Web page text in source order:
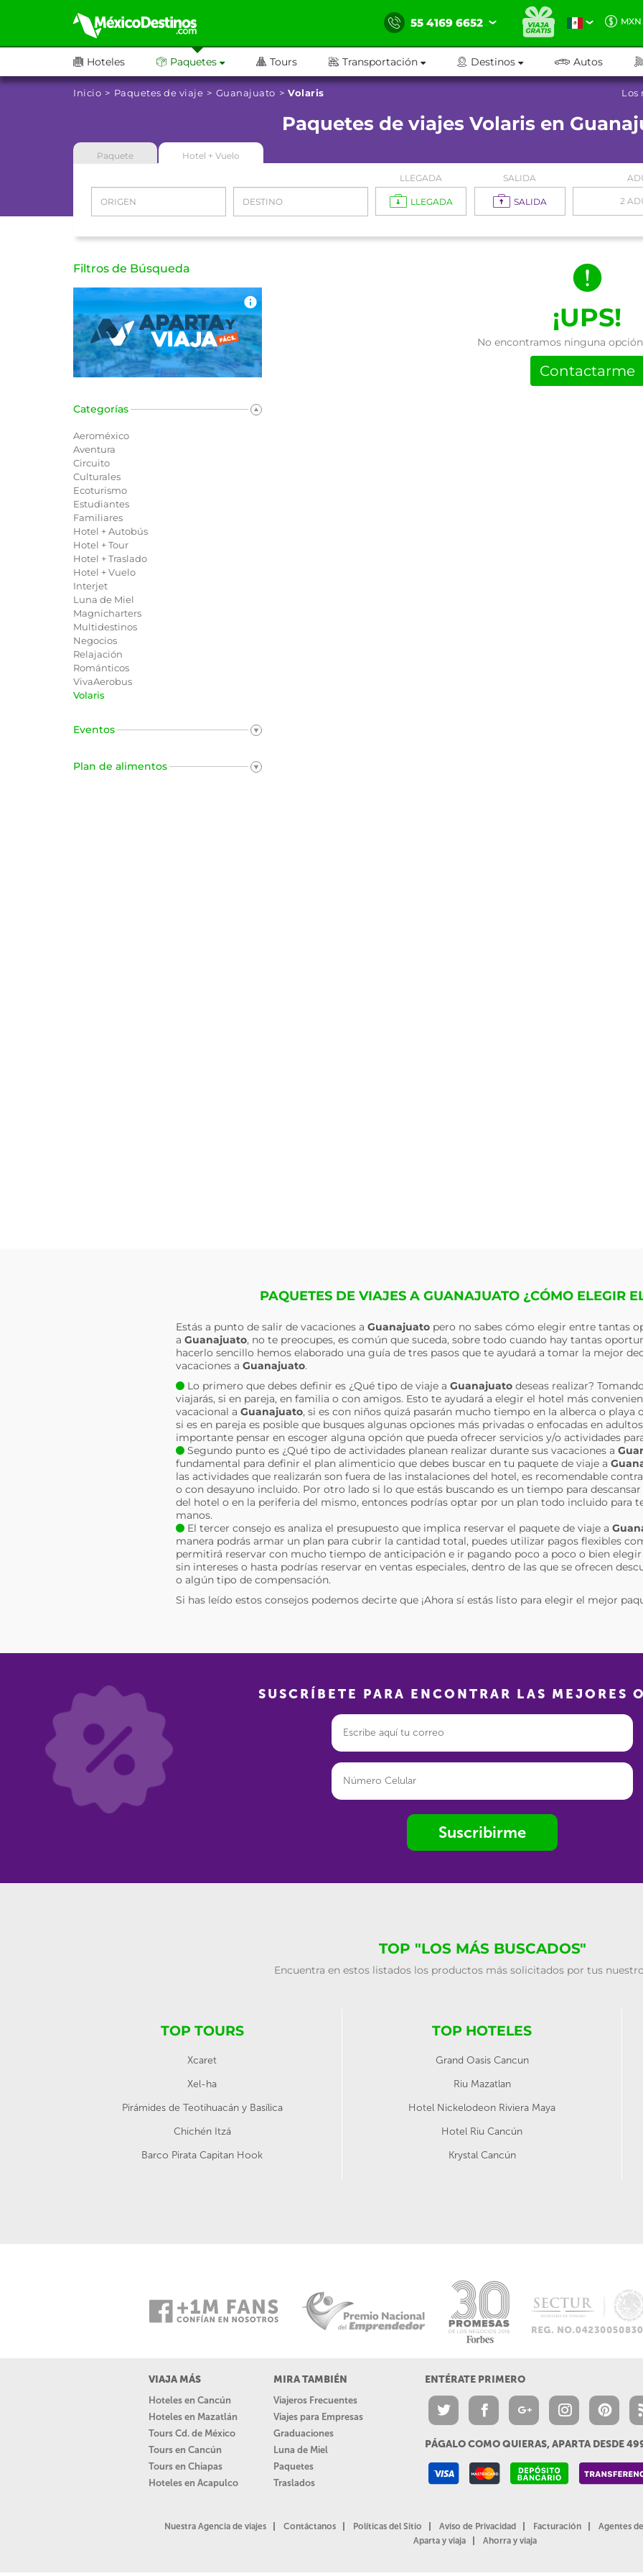
55 4169 6652 MXN
Hoteles Paquetes Tours Transportación Destinos Autos
Inicio Paquetes de viaje Guanajuato Volaris Los
Paquetes de viajes Volaris en
Paquete Hotel + Vuelo
LLEGADA
LLEGADA
SALIDA
SALIDA 2
Filtros de Búsqueda
Categorías
Aeroméxico
Aventura
Circuito
Culturales
Ecoturismo
Estudiantes
Familiares
Hotel + Autobús
Hotel + Tour
Hotel + Traslado
Hotel + Vuelo
Interjet
Luna de Miel
Magnicharters
Multidestinos
Negocios
Relajación
Románticos
VivaAerobus
Volaris
Eventos
Plan de alimentos
¡UPS!
No encontramos ninguna
Contactarme
PAQUETES DE VIAJES A GUANAJUATO ¿CÓMO ELEGIR
Estás a punto de salir de vacaciones a Guanajuatopero no sabes cómo elegir entre tantas
a Guanajuato, no te preocupes, es común que suceda, sobre todo cuando hay tantas
hacerlo sencillo hemos elaborado una guía de tres pasos que te ayudará a tomar la mejor
vacaciones a Guanajuato.
Lo primero que debes definir es ¿Qué tipo de viaje a Guanajuatodeseas realizar?
viajarás, si en pareja, en familia o con amigos. Esto te ayudará a elegir el hotel más
vacacional a Guanajuato, si es con niños quizá pasarán mucho tiempo en la alberca o playa
si es en pareja es posible que busques algunas opciones más privadas o enfocadas en
importante pensar en escoger alguna opción que pueda ofrecer servicios y/o actividades
Segundo punto es ¿Qué tipo de actividades planean realizar durante sus vacaciones a
fundamental para definir el plan alimenticio que debes buscar en tu paquete de viaje a
las actividades que realizarán son fuera de las instalaciones del hotel, es recomendable
o con desayuno incluido. Por otro lado si lo que estás buscando es un tiempo para
del hotel o en la periferia del mismo, entonces podrías optar por un plan todo incluido para
manos.
El tercer consejo es analiza el presupuesto que implica reservar el paquete de viaje a
manera podrás armar un plan para cubrir la cantidad total, puedes utilizar pagos flexibles
permitirá reservar con mucho tiempo de anticipación e ir pagando poco a poco o bien
sin intereses o hasta podrías reservar en ventas especiales, dentro de las que se ofrecen
o algún tipo de compensación.
Si has leído estos consejos podemos decirte que ¡Ahora sí estás listo para elegir el mejor
SUSCRÍBETE PARA ENCONTRAR LAS MEJORES
Suscribirme
TOP "LOS MÁS BUSCADOS"
Encuentra en estos listados los productos más solicitados por tus
TOP TOURS
Xcaret
Xel-ha
Pirámides de Teotihuacán y Basílica
Chichén Itzá
Barco Pirata Capitan Hook
TOP HOTELES
Grand Oasis Cancun
Riu Mazatlan
Hotel Nickelodeon Riviera Maya
Hotel Riu Cancún
Krystal Cancún
VIAJA MÁS
Hoteles en Cancún
Hoteles en Mazatlán
Tours Cd. de México
Tours en Cancún
Tours en Chiapas
Hoteles en Acapulco
MIRA TAMBIÉN
Viajeros Frecuentes
Viajes para Empresas
Graduaciones
Luna de Miel
Paquetes
Traslados
ENTÉRATE PRIMERO
PÁGALO COMO QUIERAS, APARTA DESDE
Nuestra Agencia de viajes Contáctanos Políticas del Sitio Aviso de Privacidad Facturación Agentes
Aparta y viaja
Ahorra y viaja